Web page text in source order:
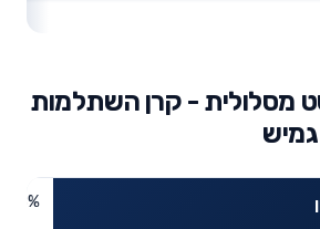
מסלולית - קרן השתלמות